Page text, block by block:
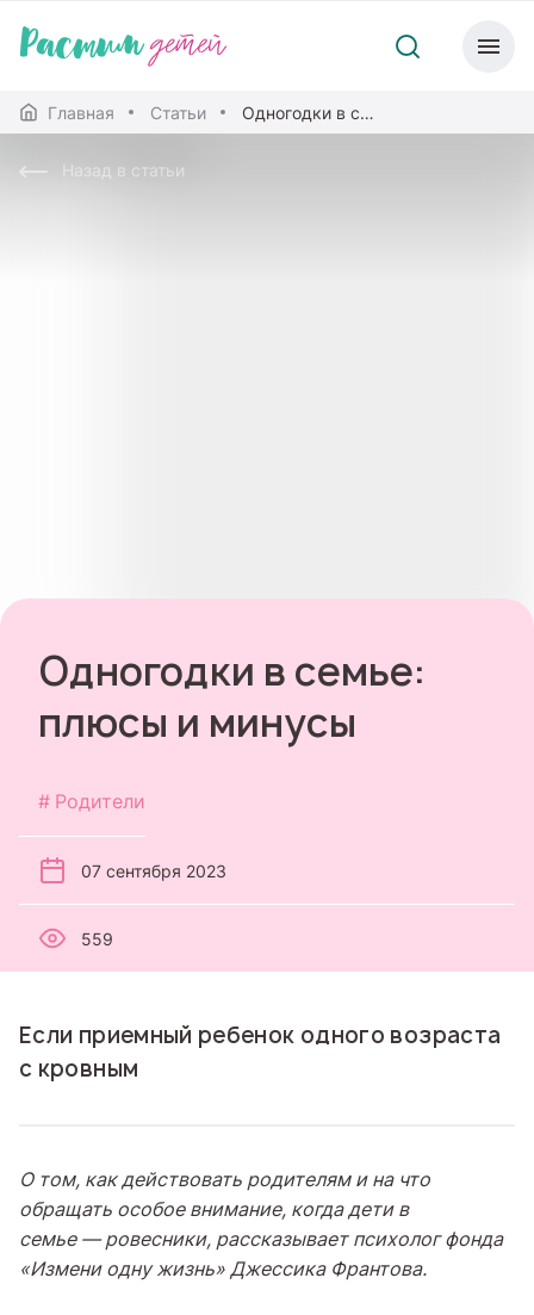
Главная Статьи Одногодки в семье: плюсы и минусы
Назад в статьи
Одногодки в семье:
плюсы и минусы
Родители
07 сентября 2023
559
Если приемный ребенок одного возраста
с кровным
О том, как действовать родителям и на что
обращать особое внимание, когда дети в
семье — ровесники, рассказывает психолог фонда
«Измени одну жизнь» Джессика Франтова.